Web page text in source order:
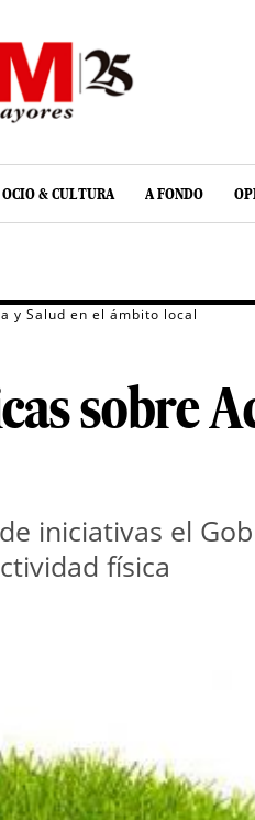
OCIO & CULTURA A FONDO
y Salud en el ámbito local
sobre
iniciativas el
física